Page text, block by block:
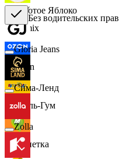
Demix
Ozon
Бубль-Гум
Монетка
Золотое Яблоко
Gloria Jeans
Сима-Ленд
Zolla
Без водительских прав